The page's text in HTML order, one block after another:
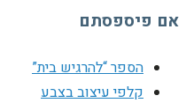
אם פיספסתם
הספר “להרגיש בית”
קלפי עיצוב בצבע